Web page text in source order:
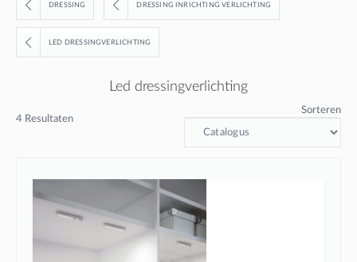
DRESSING DRESSING INRICHTING VERLICHTING
LED DRESSINGVERLICHTING
Led dressingverlichting
4 Resultaten
Sorteren